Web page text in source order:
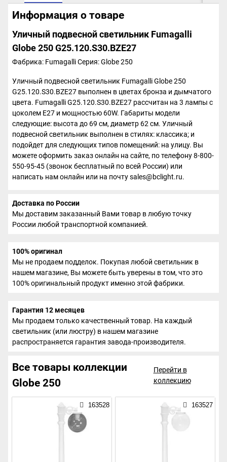
Информация о товаре
Уличный подвесной светильник Fumagalli
Globe 250 G25.120.S30.BZE27
Фабрика: FumagalliСерия: Globe 250
Уличный подвесной светильник Fumagalli Globe 250
G25.120.S30.BZE27 выполнен в цветах бронза и дымчатого
цвета. Fumagalli G25.120.S30.BZE27 рассчитан на 3 лампы с
цоколем E27 и мощностью 60W. Габариты модели
следующие: высота до 69 см, диаметр 62 см. Уличный
подвесной светильник выполнен в стилях: классика; и
подойдет для следующих типов помещений: на улицу. Вы
можете оформить заказ онлайн на сайте, по телефону 8-800-
550-95-45 (звонок бесплатный по всей России) или
написать нам онлайн или на почту sales@bclight.ru.
Доставка по России
Мы доставим заказанный Вами товар в любую точку
России любой транспортной компанией.
100% оригинал
Мы не продаем подделок. Покупая любой светильник в
нашем магазине, Вы можете быть уверены в том, что это
100% оригинальный продукт именно этой фабрики.
Гарантия 12 месяцев
Мы продаем только качественный товар. На каждый
светильник (или люстру) в нашем магазине
распространяется гарантия завода-производителя.
Все товары коллекции
Globe 250
Перейти в
коллекцию
163528 163527